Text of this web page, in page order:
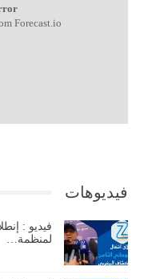
Forecast.io!.
فيديوهات
فيديو :
لمنظمة…